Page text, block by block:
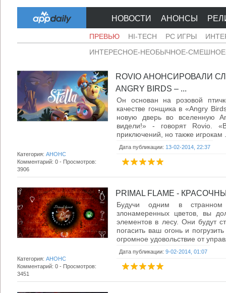
НОВОСТИ АНОНСЫ
ПРЕВЬЮ HI-TECH PC ИГРЫ
ИНТЕРЕСНОЕ-НЕОБЫЧНОЕ-
ROVIO АНОНСИРОВАЛИ
ANGRY BIRDS – ...
Он основан на розовой
качестве гонщика в «Angry
новую дверь во вселенную
видели!» - говорят Rovio.
приключений, но также игрокам
Дата публикации: 13-02-2014, 22:37
Категория: АНОНС
Комментарий: 0 - Просмотров:
3906
PRIMAL FLAME -
Будучи одним в
злонамеренных цветов, вы
элементов в лесу. Они будут
погасить ваш огонь и
огромное удовольствие от
Дата публикации: 9-02-2014, 01:07
Категория: АНОНС
Комментарий: 0 - Просмотров:
3451